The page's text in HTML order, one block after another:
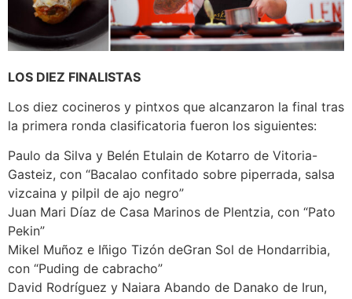
LOS DIEZ FINALISTAS
Los diez cocineros y pintxos que alcanzaron la final tras
la primera ronda clasificatoria fueron los siguientes:
Paulo da Silva y Belén Etulain de Kotarro de Vitoria-
Gasteiz, con “Bacalao confitado sobre piperrada, salsa
vizcaina y pilpil de ajo negro”
Juan Mari Díaz de Casa Marinos de Plentzia, con “Pato
Pekin”
Mikel Muñoz e Iñigo Tizón deGran Sol de Hondarribia,
con “Puding de cabracho”
David Rodríguez y Naiara Abando de Danako de Irun,